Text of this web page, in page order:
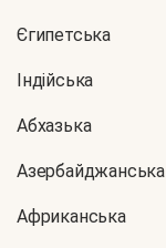
Єгипетська
Індійська
Абхазька
Азербайджанська
Африканська